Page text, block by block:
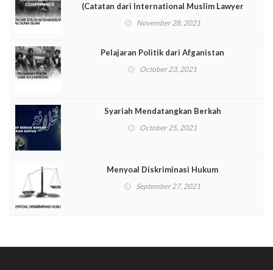
(Catatan dari International Muslim Lawyer
Conference [IMLC])
November 28, 2021
Pelajaran Politik dari Afganistan
October 23, 2021
Syariah Mendatangkan Berkah
October 25, 2021
Menyoal Diskriminasi Hukum
September 27, 2021